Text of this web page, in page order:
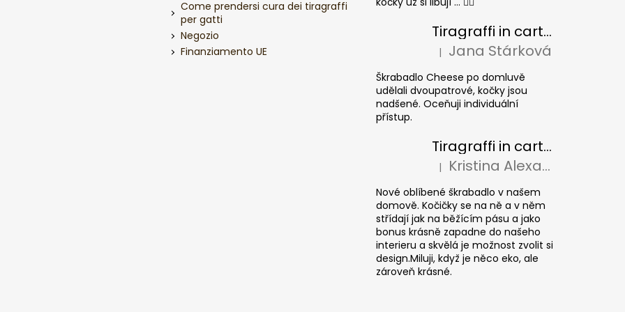
Come prendersi cura dei tiragraffi
per gatti
Negozio
Finanziamento UE
Tiragraffi in cartone per gatti CHEESE ELIPSE colore
La valutazione del prodotto è 5 su 5
| Jana Stárková
Škrabadlo Cheese po domluvě
udělali dvoupatrové, kočky jsou
nadšené. Oceňuji individuální
přístup.
Tiragraffi in cartone per gatti CUBE Colour
La valutazione del prodotto è 5 su 5
| Kristina Alexandrová
Nové oblíbené škrabadlo v našem
domově. Kočičky se na ně a v něm
střídají jak na běžícím pásu a jako
bonus krásně zapadne do našeho
interieru a skvělá je možnost zvolit si
design.Miluji, když je něco eko, ale
zároveň krásné.